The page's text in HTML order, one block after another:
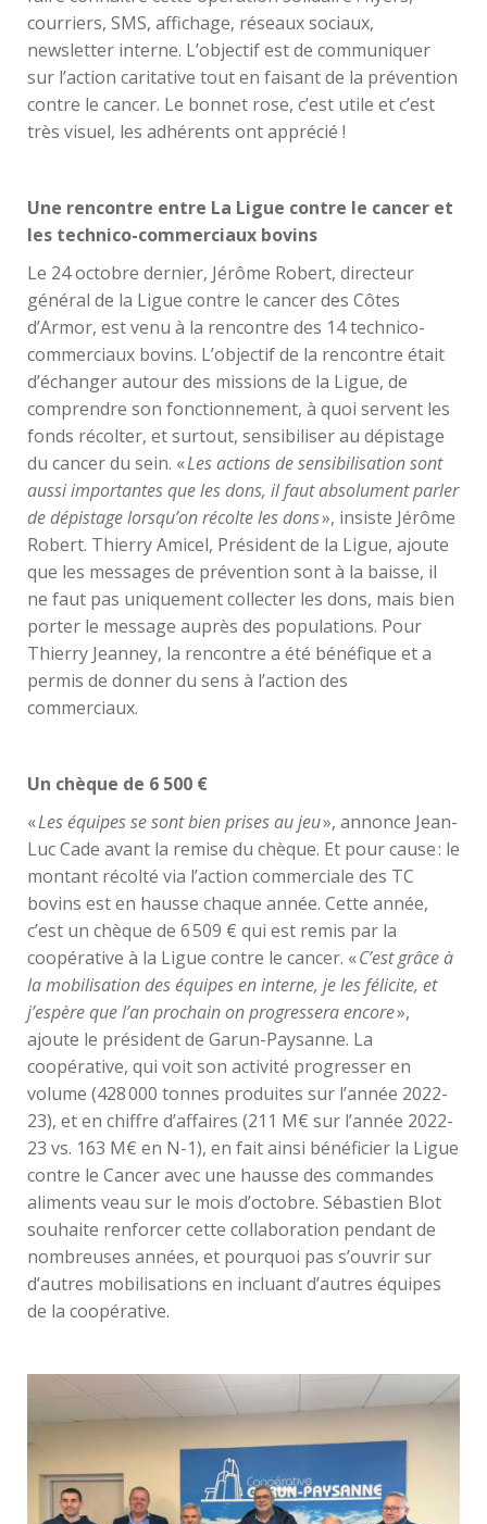
courriers, SMS, affichage, réseaux sociaux,
newsletter interne. L’objectif est de communiquer
sur l’action caritative tout en faisant de la prévention
contre le cancer. Le bonnet rose, c’est utile et c’est
très visuel, les adhérents ont apprécié !
Une rencontre entre La Ligue contre le cancer et
les technico-commerciaux bovins
Le 24 octobre dernier, Jérôme Robert, directeur
général de la Ligue contre le cancer des Côtes
d’Armor, est venu à la rencontre des 14 technico-
commerciaux bovins. L’objectif de la rencontre était
d’échanger autour des missions de la Ligue, de
comprendre son fonctionnement, à quoi servent les
fonds récolter, et surtout, sensibiliser au dépistage
du cancer du sein. «Les actions de sensibilisation sont
aussi importantes que les dons, il faut absolument parler
de dépistage lorsqu’on récolte les dons», insiste Jérôme
Robert. Thierry Amicel, Président de la Ligue, ajoute
que les messages de prévention sont à la baisse, il
ne faut pas uniquement collecter les dons, mais bien
porter le message auprès des populations. Pour
Thierry Jeanney, la rencontre a été bénéfique et a
permis de donner du sens à l’action des
commerciaux.
Un chèque de 6 500 €
«Les équipes se sont bien prises au jeu», annonce Jean-
Luc Cade avant la remise du chèque. Et pour cause : le
montant récolté via l’action commerciale des TC
bovins est en hausse chaque année. Cette année,
c’est un chèque de 6 509 € qui est remis par la
coopérative à la Ligue contre le cancer. «C’est grâce à
la mobilisation des équipes en interne, je les félicite, et
j’espère que l’an prochain on progressera encore»,
ajoute le président de Garun-Paysanne. La
coopérative, qui voit son activité progresser en
volume (428 000 tonnes produites sur l’année 2022-
23), et en chiffre d’affaires (211 M€ sur l’année 2022-
23 vs. 163 M€ en N-1), en fait ainsi bénéficier la Ligue
contre le Cancer avec une hausse des commandes
aliments veau sur le mois d’octobre. Sébastien Blot
souhaite renforcer cette collaboration pendant de
nombreuses années, et pourquoi pas s’ouvrir sur
d’autres mobilisations en incluant d’autres équipes
de la coopérative.